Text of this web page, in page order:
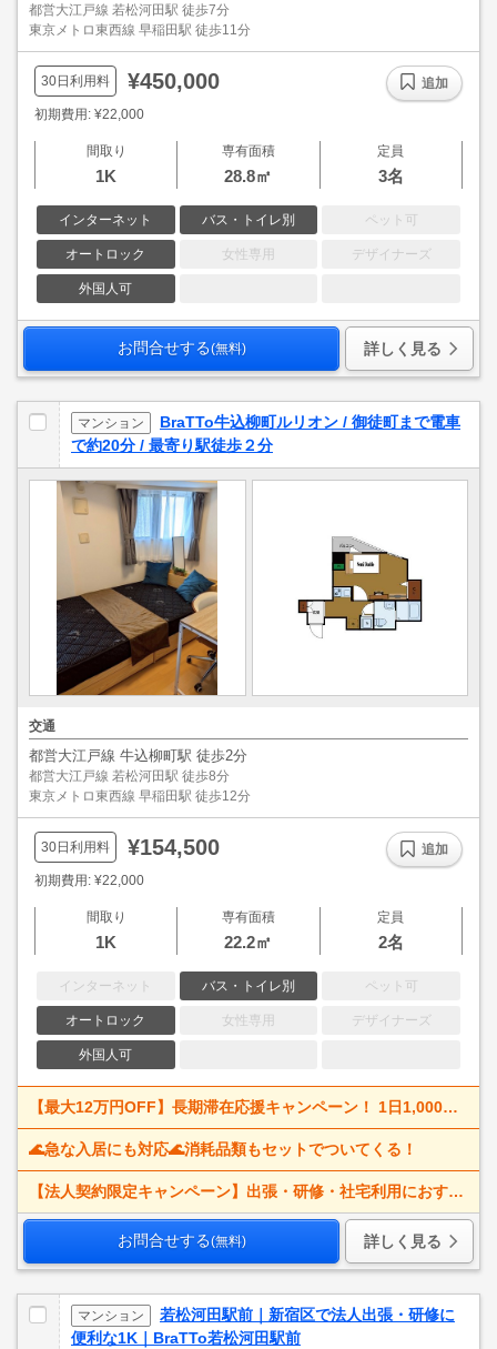
都営大江戸線 若松河田駅 徒歩7分
東京メトロ東西線 早稲田駅 徒歩11分
30日利用料 ¥450,000
初期費用: ¥22,000
間取り
1K
専有面積
28.8㎡
定員
3名
インターネット バス・トイレ別 ペット可
オートロック 女性専用 デザイナーズ
外国人可
追加
お問合せする(無料) 詳しく見る
マンション
BraTTo牛込柳町ルリオン / 御徒町まで電車
で約20分 / 最寄り駅徒歩２分
交通
都営大江戸線 牛込柳町駅 徒歩2分
都営大江戸線 若松河田駅 徒歩8分
東京メトロ東西線 早稲田駅 徒歩12分
30日利用料 ¥154,500
初期費用: ¥22,000
間取り
1K
専有面積
22.2㎡
定員
2名
インターネット バス・トイレ別 ペット可
オートロック 女性専用 デザイナーズ
外国人可
追加
【最大12万円OFF】長期滞在応援キャンペーン！ 1日1,000円割引で、出張・研修・仮住まいにもおすすめ。
🌊急な入居にも対応🌊消耗品類もセットでついてくる！
【法人契約限定キャンペーン】出張・研修・社宅利用におすすめ！
お問合せする(無料) 詳しく見る
マンション
若松河田駅前｜新宿区で法人出張・研修に
便利な1K｜BraTTo若松河田駅前